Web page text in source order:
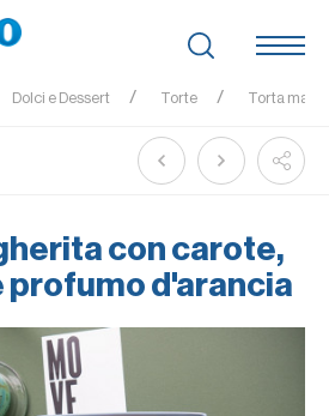
Dolci e Dessert Torte Torta
con carote,
profumo d'arancia